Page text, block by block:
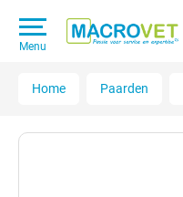
Menu
Home Paarden